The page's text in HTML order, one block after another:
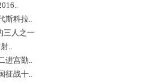
斯科拉..
三人之一
..
进宫勤..
征战十..